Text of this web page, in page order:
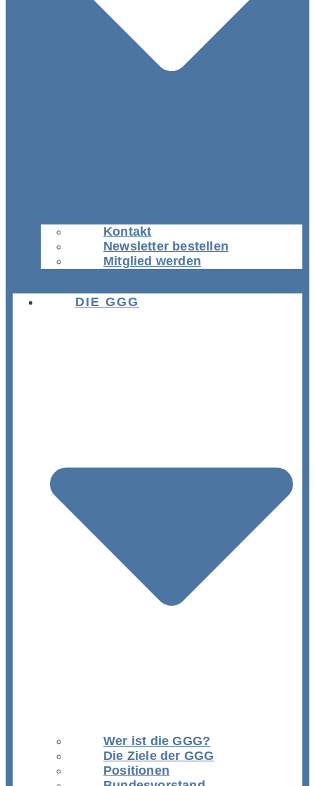
Kontakt
Newsletter bestellen
Mitglied werden
DIE GGG
Wer ist die GGG?
Die Ziele der GGG
Positionen